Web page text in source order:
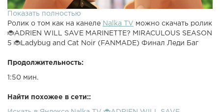
Показать полностью
Ролик о том как на канеле Nalka TV
можно скачать ролик
🐞ADRIEN WILL SAVE MARINETTE? MIRACULOUS SEASON
5 🐞Ladybug and Cat Noir (FANMADE) Финал Леди Баг
Продолжительность:
1:50 мин.
Найти похожее в сети::